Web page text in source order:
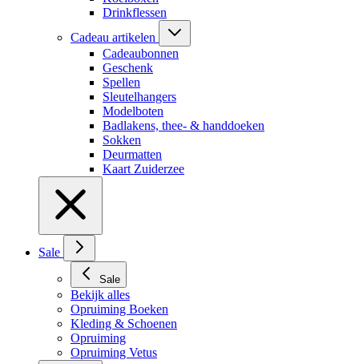
Drinkflessen
Cadeau artikelen
Cadeaubonnen
Geschenk
Spellen
Sleutelhangers
Modelboten
Badlakens, thee- & handdoeken
Sokken
Deurmatten
Kaart Zuiderzee
Sale
Sale
Bekijk alles
Opruiming Boeken
Kleding & Schoenen
Opruiming
Opruiming Vetus